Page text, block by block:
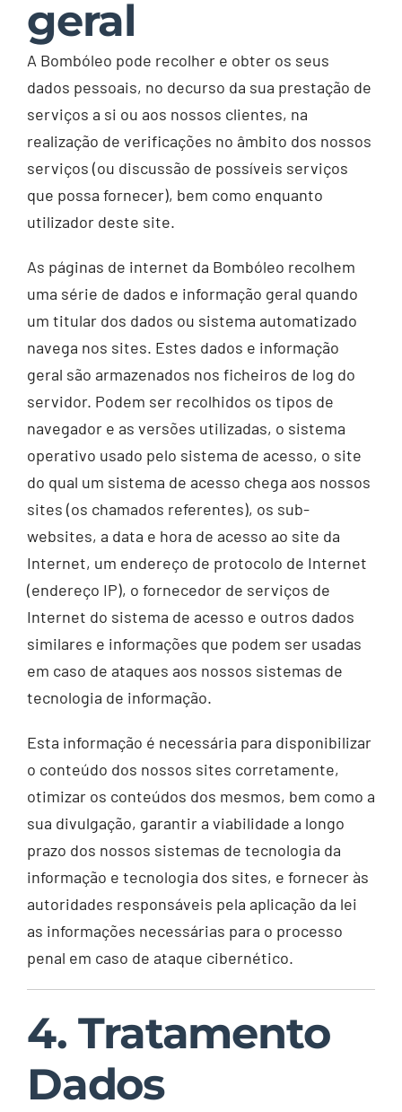
geral
A Bombóleo pode recolher e obter os seus
dados pessoais, no decurso da sua prestação de
serviços a si ou aos nossos clientes, na
realização de verificações no âmbito dos nossos
serviços (ou discussão de possíveis serviços
que possa fornecer), bem como enquanto
utilizador deste site.
As páginas de internet da Bombóleo recolhem
uma série de dados e informação geral quando
um titular dos dados ou sistema automatizado
navega nos sites. Estes dados e informação
geral são armazenados nos ficheiros de log do
servidor. Podem ser recolhidos os tipos de
navegador e as versões utilizadas, o sistema
operativo usado pelo sistema de acesso, o site
do qual um sistema de acesso chega aos nossos
sites (os chamados referentes), os sub-
websites, a data e hora de acesso ao site da
Internet, um endereço de protocolo de Internet
(endereço IP), o fornecedor de serviços de
Internet do sistema de acesso e outros dados
similares e informações que podem ser usadas
em caso de ataques aos nossos sistemas de
tecnologia de informação.
Esta informação é necessária para disponibilizar
o conteúdo dos nossos sites corretamente,
otimizar os conteúdos dos mesmos, bem como a
sua divulgação, garantir a viabilidade a longo
prazo dos nossos sistemas de tecnologia da
informação e tecnologia dos sites, e fornecer às
autoridades responsáveis pela aplicação da lei
as informações necessárias para o processo
penal em caso de ataque cibernético.
4. Tratamento
Dados